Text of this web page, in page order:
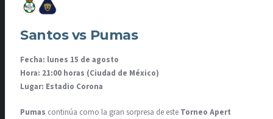
Santos vs Pumas
Fecha: lunes 15 de agosto
Hora: 21:00 horas (Ciudad de México)
Lugar: Estadio Corona
Pumas continúa como la gran sorpresa de este Torneo Apertura